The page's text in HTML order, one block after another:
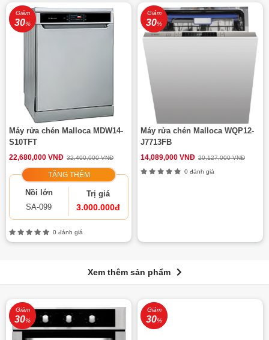
Giảm
30%
Máy rửa chén Malloca MDW14-
S10TFT
22,680,000 VNĐ 32,400,000 VNĐ
TẶNG THÊM
Nồi lớn
SA-099
Trị giá
3.000.000đ
0 đánh giá
Giảm
30%
Máy rửa chén Malloca WQP12-
J7713FB
14,089,000 VNĐ 20,127,000 VNĐ
0 đánh giá
Xem thêm sản phẩm
Giảm
30%
Giảm
30%